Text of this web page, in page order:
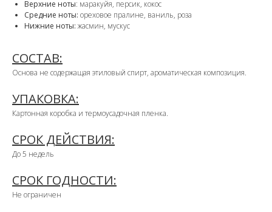
Верхние ноты: маракуйя, персик, кокос
Средние ноты: ореховое пралине, ваниль, роза
Нижние ноты: жасмин, мускус
СОСТАВ:
Основа не содержащая этиловый спирт, ароматическая композиция.
УПАКОВКА:
Картонная коробка и термоусадочная пленка.
СРОК ДЕЙСТВИЯ:
До 5 недель
СРОК ГОДНОСТИ:
Не ограничен